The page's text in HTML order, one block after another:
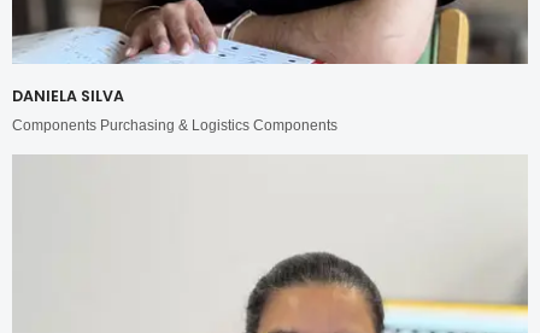
DANIELA SILVA
Components Purchasing & Logistics Components